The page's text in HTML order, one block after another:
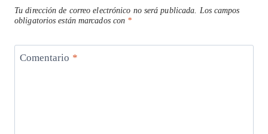
Tu dirección de correo electrónico no será publicada.
Los campos
obligatorios están marcados con *
Comentario *